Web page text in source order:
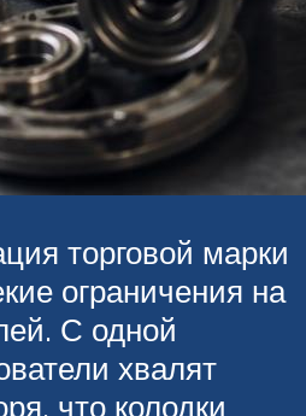
торговой марки
ограничения на
С одной
хвалят
что колодки